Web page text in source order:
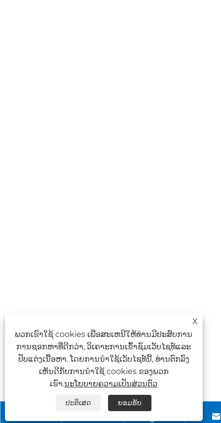
X
ພວກເຮົາໃຊ້ cookies ເພື່ອສະເຫນີໃຫ້ທ່ານມີປະສົບການ
ການຊອກຫາທີ່ດີກວ່າ, ວິເຄາະການເຂົ້າຊົມເວັບໄຊທ໌ແລະ
ປັບແຕ່ງເນື້ອຫາ. ໂດຍການນໍາໃຊ້ເວັບໄຊທ໌ນີ້, ທ່ານຕົກລົງ
ເຫັນດີກັບການນໍາໃຊ້ cookies ຂອງພວກ
ເຮົາ.ນະໂຍບາຍຄວາມເປັນສ່ວນຕົວ
ປະຕິເສດ ຍອມຮັບ